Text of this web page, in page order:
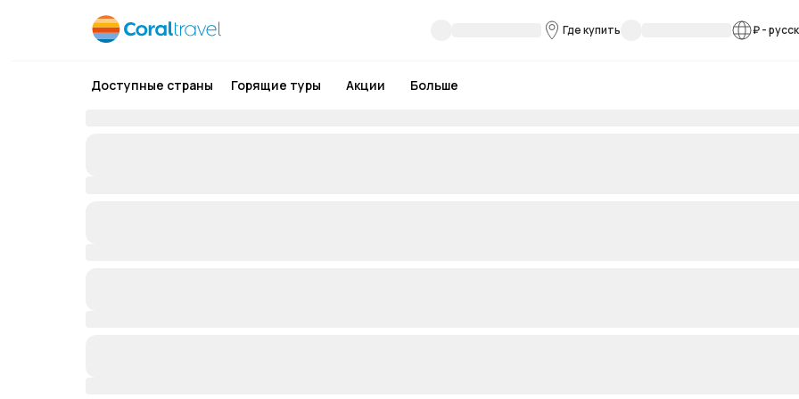
Где купить ₽-
Доступные страны Горящие туры Акции Больше